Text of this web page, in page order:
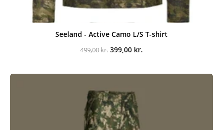
Seeland - Active Camo L/S T-shirt
499,00kr. Den
var:
399,00 kr.
er: